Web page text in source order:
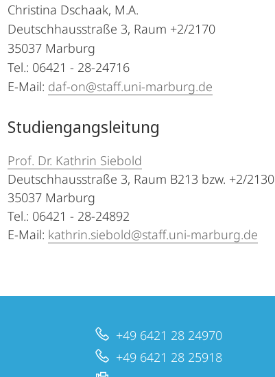
Christina Dschaak, M.A.
Deutschhausstraße 3, Raum +2/2170
35037 Marburg
Tel.: 06421 - 28-24716
E-Mail: daf-on@staff.uni-marburg.de
Studiengangsleitung
Prof. Dr. Kathrin Siebold
Deutschhausstraße 3, Raum B213 bzw. +2/2130
35037 Marburg
Tel.: 06421 - 28-24892
E-Mail: kathrin.siebold@staff.uni-marburg.de
+49 6421 28 24970
+49 6421 28 25918